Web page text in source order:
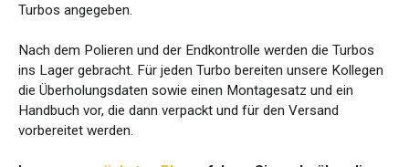
Turbos angegeben.
Nach dem Polieren und der Endkontrolle werden die Turbos
ins Lager gebracht. Für jeden Turbo bereiten unsere Kollegen
die Überholungsdaten sowie einen Montagesatz und ein
Handbuch vor, die dann verpackt und für den Versand
vorbereitet werden.